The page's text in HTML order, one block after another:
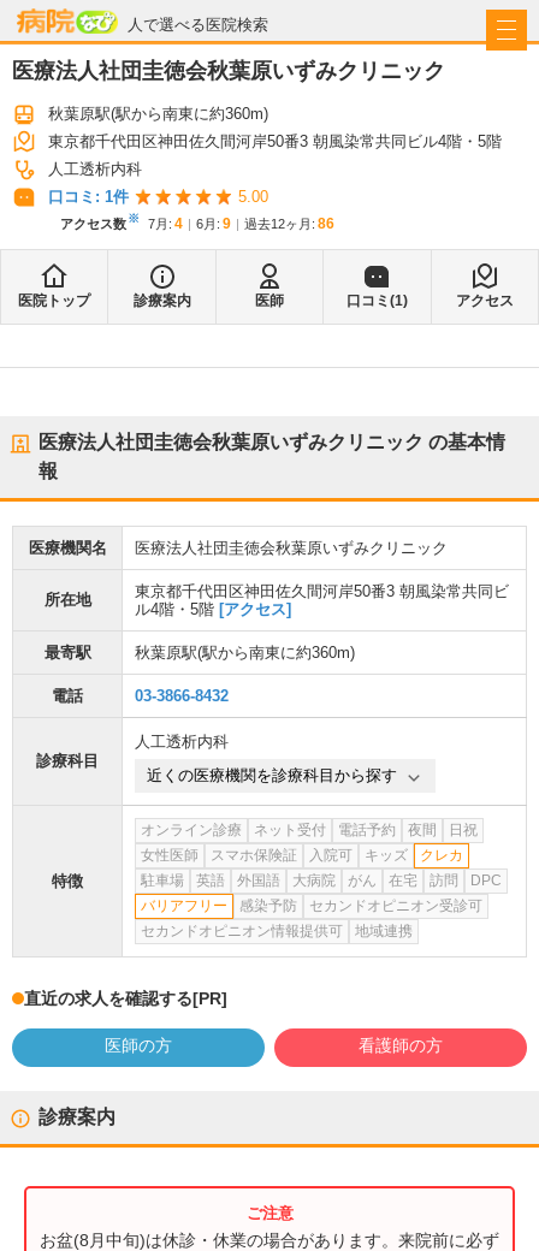
人で選べる医院検索
病院なび
医療法人社団圭徳会秋葉原いずみクリニック
秋葉原駅(駅から南東に約360m)
東京都千代田区神田佐久間河岸50番3 朝風染常共同ビル4階・5階
人工透析内科
口コミ: 1件 5.00
アクセス数※ 7月 : 4 6月 : 9 過去12ヶ月: 86
医院トップ 診療案内 医師 口コミ(1) アクセス
医療法人社団圭徳会秋葉原いずみクリニック の基本情
報
医療機関名 医療法人社団圭徳会秋葉原いずみクリニック
所在地
東京都千代田区神田佐久間河岸50番3 朝風染常共同ビ
ル4階・5階 [アクセス]
最寄駅 秋葉原駅(駅から南東に約360m)
電話 03-3866-8432
診療科目
人工透析内科
近くの医療機関を診療科目から探す
特徴
オンライン診療 ネット受付 電話予約 夜間
日祝
女性医師
スマホ保険証 入院可 キッズ
クレカ
駐車場
英語 外国語 大病院 がん 在宅 訪問
DPC
バリアフリー
感染予防
セカンドオピニオン受診可
セカンドオピニオン情報提供可
地域連携
直近の求人を確認する[PR]
医師の方 看護師の方
診療案内
お盆(8月中旬)は休診・休業の場合があります。来院前に必ず